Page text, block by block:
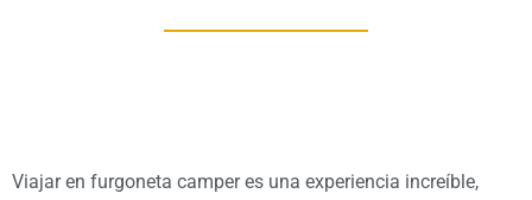
Viajar en furgoneta camper es una experiencia increíble,